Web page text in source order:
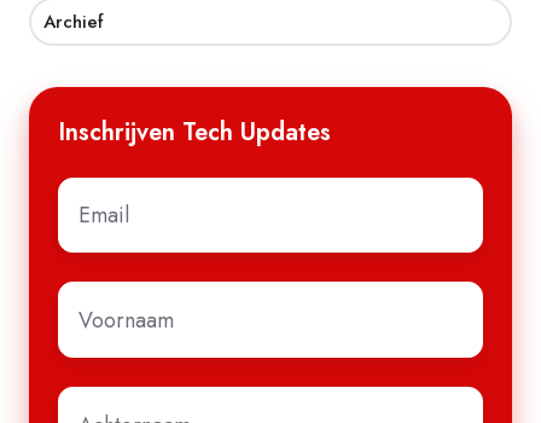
Archief
Inschrijven Tech Updates
E-
mail*
Voornaam
Achternaam